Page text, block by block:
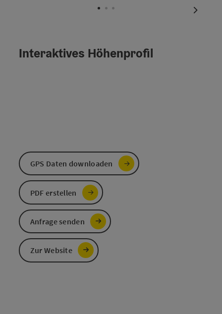
Interaktives Höhenprofil
GPS Daten downloaden
PDF erstellen
Anfrage senden
Zur Website